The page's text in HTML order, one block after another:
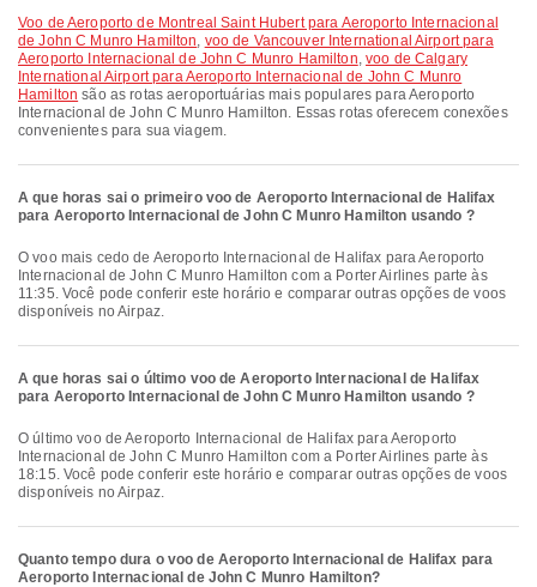
voo de Aeroporto de Montreal Saint Hubert para Aeroporto Internacional
de John C Munro Hamilton, voo de Vancouver International Airport para
Aeroporto Internacional de John C Munro Hamilton,voo de Calgary
International Airport para Aeroporto Internacional de John C Munro
Hamilton são as rotas aeroportuárias mais populares para Aeroporto
Internacional de John C Munro Hamilton. Essas rotas oferecem conexões
convenientes para sua viagem.
A que horas sai o primeiro voo de Aeroporto Internacional de Halifax
para Aeroporto Internacional de John C Munro Hamilton usando ?
O voo mais cedo de Aeroporto Internacional de Halifax para Aeroporto
Internacional de John C Munro Hamilton com a Porter Airlines parte às
11:35. Você pode conferir este horário e comparar outras opções de voos
disponíveis no Airpaz.
A que horas sai o último voo de Aeroporto Internacional de Halifax
para Aeroporto Internacional de John C Munro Hamilton usando ?
O último voo de Aeroporto Internacional de Halifax para Aeroporto
Internacional de John C Munro Hamilton com a Porter Airlines parte às
18:15. Você pode conferir este horário e comparar outras opções de voos
disponíveis no Airpaz.
Quanto tempo dura o voo de Aeroporto Internacional de Halifax para
Aeroporto Internacional de John C Munro Hamilton?